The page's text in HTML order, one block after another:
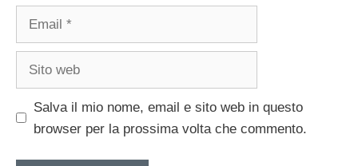
Salva il mio nome, email e sito web in questo
browser per la prossima volta che commento.